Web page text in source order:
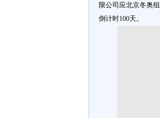
限公司应北京冬奥
倒计时100天。